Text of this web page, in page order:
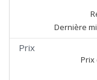
Dernière
Prix
Prix